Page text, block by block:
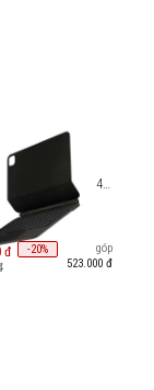
từ tính UNIQ
IPAD PRO 11"
[UNIQ-PDP11(M4)-
đ -20%
Trả góp
523.000 đ